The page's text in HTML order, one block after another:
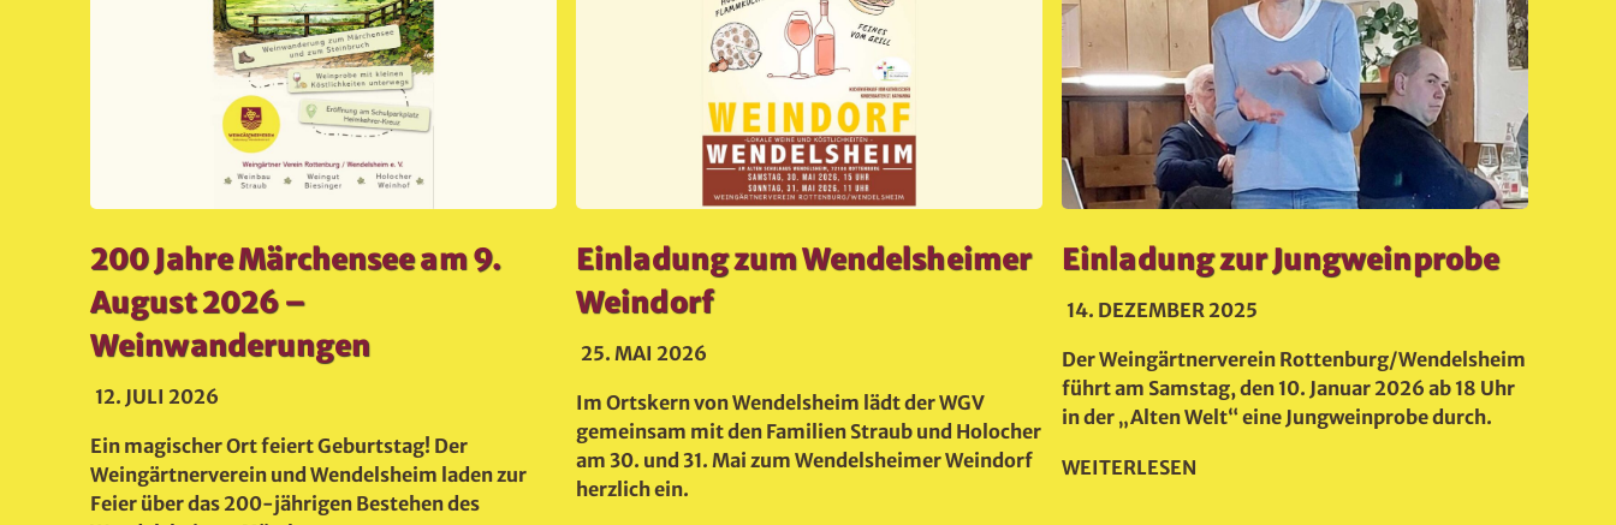
200 Jahre Märchensee am 9.
August 2026 –
Weinwanderungen
12. JULI 2026
Ein magischer Ort feiert Geburtstag! Der
Weingärtnerverein und Wendelsheim laden zur
Feier über das 200-jährigen Bestehen des
Einladung zum Wendelsheimer
Weindorf
25. MAI 2026
Im Ortskern von Wendelsheim lädt der WGV
gemeinsam mit den Familien Straub und Holocher
am 30. und 31. Mai zum Wendelsheimer Weindorf
herzlich ein.
Einladung zur Jungweinprobe
14. DEZEMBER 2025
Der Weingärtnerverein Rottenburg/Wendelsheim
führt am Samstag, den 10. Januar 2026 ab 18 Uhr
in der „Alten Welt“ eine Jungweinprobe durch.
WEITERLESEN